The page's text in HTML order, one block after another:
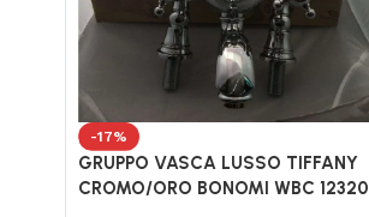
-17%
GRUPPO VASCA LUSSO TIFFANY
CROMO/ORO BONOMI WBC 12320